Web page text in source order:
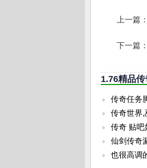
上一篇：
下一篇：
1.76精品
传奇任务
传奇世界,
传奇 贴吧
仙剑传奇
也很高调